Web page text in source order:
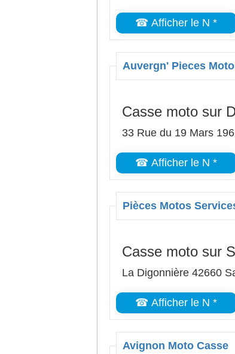
☎ Afficher le N *
Auvergn' Pieces
Casse moto sur
33 Rue du 19 Mars
☎ Afficher le N *
Pièces Motos
Casse moto sur
La Digonnière 42660
☎ Afficher le N *
Avignon Moto Casse